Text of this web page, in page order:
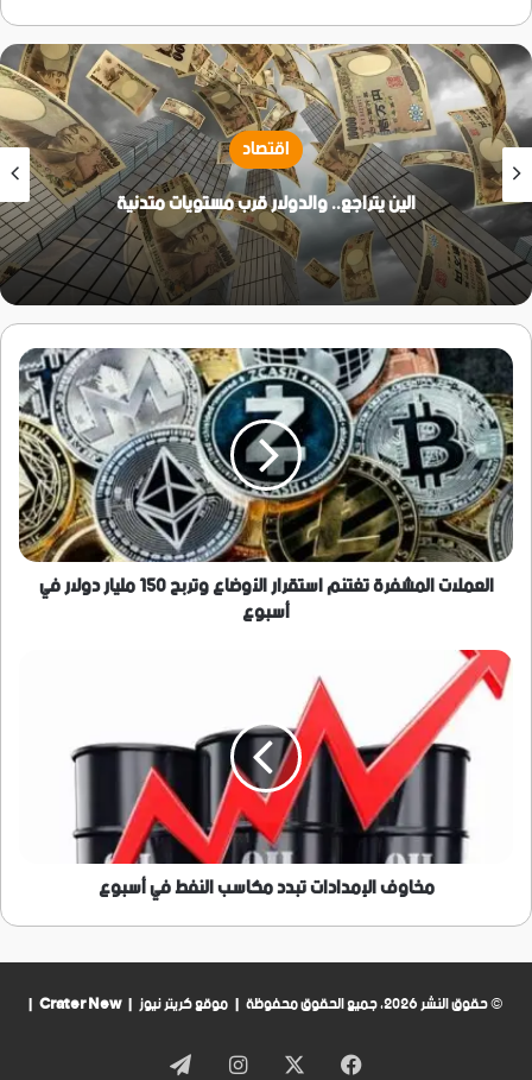
اقتصاد
الين يتراجع.. والدولار قرب مستويات متدنية
العملات
المشفرة
تغتنم
استقرار
الأوضاع
وتربح
150
مليار
دولار
فيأسبوع العملات المشفرة تغتنم استقرار الأوضاع وتربح 150 مليار دولار في
أسبوع
مخاوف
الإمدادات
تبددمكاسب
النفط
أسبوع
مخاوف الإمدادات تبدد مكاسب النفط في أسبوع
© حقوق النشر 2026، جميع الحقوق محفوظة | موقع كريتر نيوز | Crater New
|
فيسبوك انستقرامتيلقرام